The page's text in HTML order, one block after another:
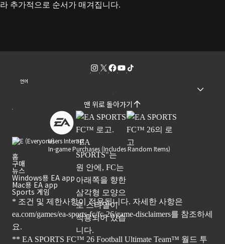
라 추가적으로 순서가 매겨집니다.
언어
맨 위로 돌아가기
Users Interact
In-game Purchases (Includes Random Items)
홈
구매
뉴스
Windows용 EA app
Mac용 EA app
Sports 게임
* 조건 및 제한사항이 적용됩니다. 자세한 사항은
ea.com/games/ea-sports-fc/fc-26/game-disclaimers를 참조하세
요.
** EA SPORTS FC™ 26 Football Ultimate Team™ 월드 투